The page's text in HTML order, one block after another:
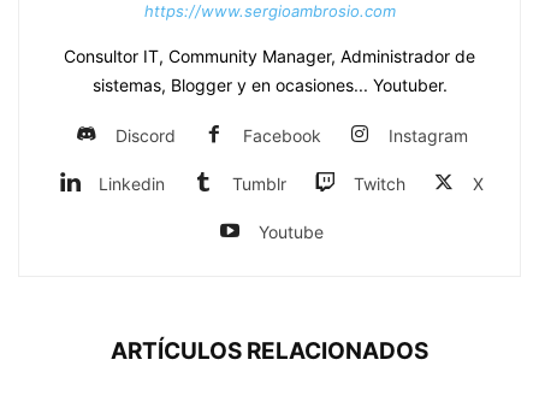
https://www.sergioambrosio.com
Consultor IT, Community Manager, Administrador de
sistemas, Blogger y en ocasiones... Youtuber.
Discord Facebook Instagram
Linkedin Tumblr Twitch X
Youtube
ARTÍCULOS RELACIONADOS